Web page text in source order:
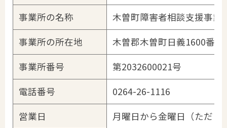
事業所の名称
木曽町障害者相談支援事業
事業所の所在地
木曽郡木曽町日義1600番地
事業所番号
第2032600021号
電話番号
0264-26-1116
営業日
月曜日から金曜日（ただし